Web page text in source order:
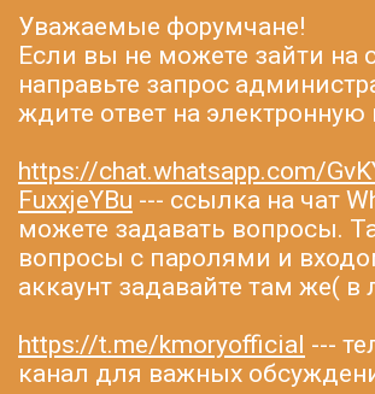
Уважаемые форумчане!
Если вы не можете зайти на
направьте запрос
ждите ответ на электронную
https://chat.whatsapp.com/
FuxxjeYBu --- ссылка на чат
можете задавать вопросы.
вопросы с паролями и
аккаунт задавайте там же( в
https://t.me/kmoryofficial ---
канал для важных